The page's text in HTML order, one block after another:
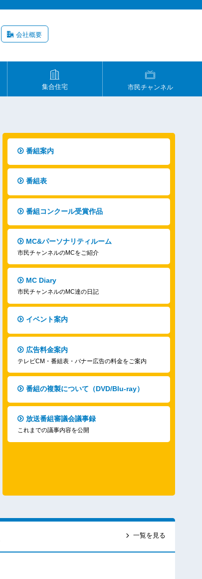
会社概要
集合住宅 市民チャンネル
番組案内
番組表
番組コンクール受賞作品
MC&パーソナリティルーム
市民チャンネルのMCをご紹介
MC Diary
市民チャンネルのMC達の日記
イベント案内
広告料金案内
テレビCM・番組表・バナー広告の料金をご案内
番組の複製について（DVD/Blu-ray）
放送番組審議会議事録
これまでの議事内容を公開
一覧を見る